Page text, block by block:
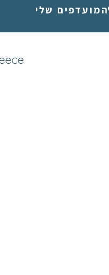
המועדפים שלי